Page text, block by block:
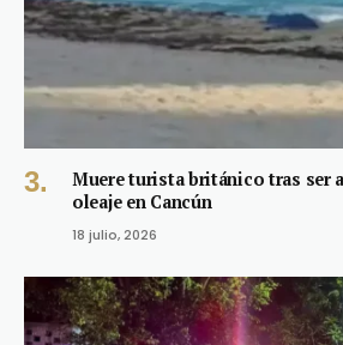
Muere turista británico tras ser
oleaje en Cancún
18 julio, 2026